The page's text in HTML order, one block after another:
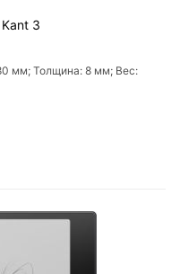
3
мм; Толщина: 8 мм; Вес: